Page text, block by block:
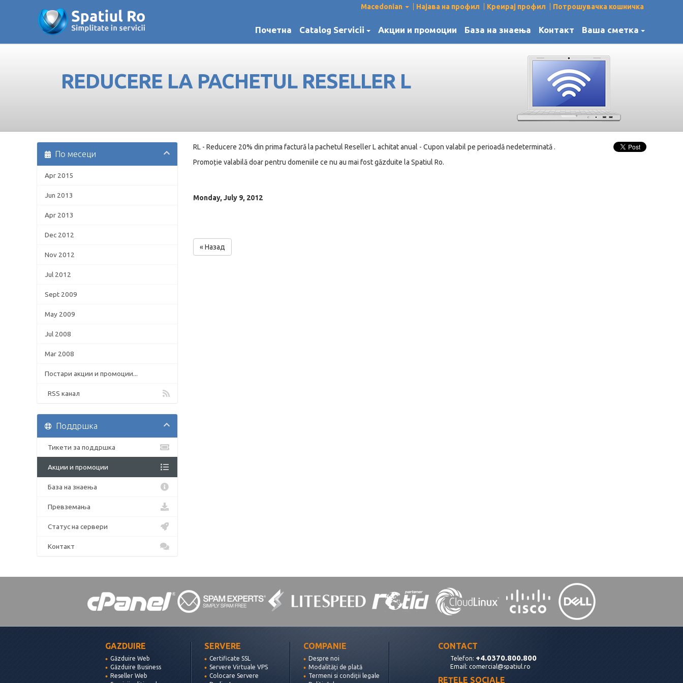
Macedonian Најава на профил Креирај профил Потрошувачка кошничка
Почетна Catalog Servicii Акции и промоции База на знаења Контакт Ваша сметка
REDUCERE LA PACHETUL RESELLER L
По месеци
Apr 2015
Jun 2013
Apr 2013
Dec 2012
Nov 2012
Jul 2012
Sept 2009
May 2009
Jul 2008
Mar 2008
Постари акции и промоции...
RSS канал
RL - Reducere 20% din prima factură la pachetul Reseller L achitat anual - Cupon valabil pe perioadă nedeterminată .
Promoție valabilă doar pentru domeniile ce nu au mai fost găzduite la Spatiul Ro.
Monday, July 9, 2012
« Назад
Поддршка
Тикети за поддршка
Акции и промоции
База на знаења
Превземања
Статус на сервери
Контакт
GAZDUIRE
Găzduire Web
Găzduire Business
Reseller Web
SERVERE
Certificate SSL
Servere Virtuale VPS
Colocare Servere
COMPANIE
Despre noi
Modalități de plată
Termeni si condiții legale
CONTACT
Telefon: +4.0370.800.800
Email: comercial@spatiul.ro
REȚELE SOCIALE